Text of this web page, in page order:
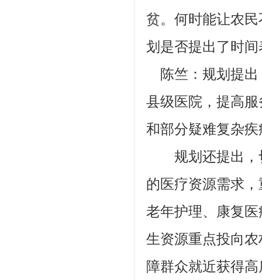
贫。何时能让农
划是否提出了时
陈竺：规划提出
县级医院，提高
和部分疑难复杂
规划还提出，
的医疗资源需求
老年护理、康复
生资源重点投向
障群众就近获得